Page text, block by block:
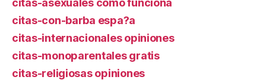
citas-asexuales como funciona
citas-con-barba espa?a
citas-internacionales opiniones
citas-monoparentales gratis
citas-religiosas opiniones